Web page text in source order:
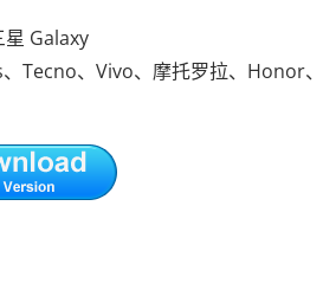
Galaxy
Tecno、Vivo、摩托罗拉、Honor、